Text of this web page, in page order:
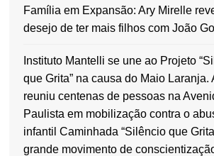
Família em Expansão: Ary Mirelle
desejo de ter mais filhos com João
Instituto Mantelli se une ao Projeto
que Grita” na causa do Maio Laranja.
reuniu centenas de pessoas na
Paulista em mobilização contra o
infantil Caminhada “Silêncio que
grande movimento de